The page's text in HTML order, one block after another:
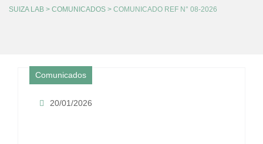
SUIZA LAB > COMUNICADOS > COMUNICADO REF N° 08-2026
Comunicados
20/01/2026